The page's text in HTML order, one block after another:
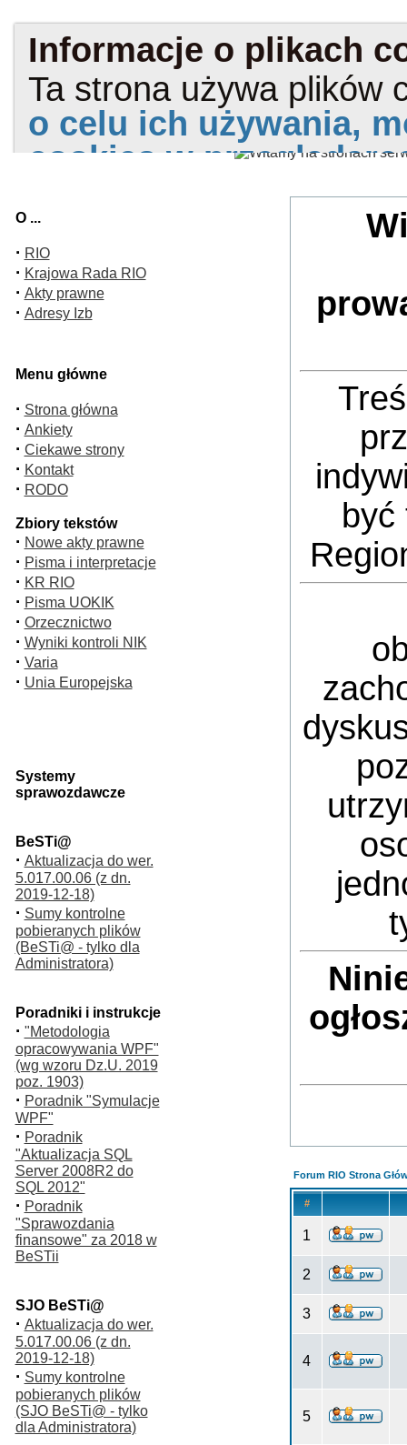
O ...
· RIO
· Krajowa Rada RIO
· Akty prawne
· Adresy Izb
Menu główne
· Strona główna
· Ankiety
· Ciekawe strony
· Kontakt
· RODO
Zbiory tekstów
· Nowe akty prawne
· Pisma i interpretacje
· KR RIO
· Pisma UOKIK
· Orzecznictwo
· Wyniki kontroli NIK
· Varia
· Unia Europejska
Systemy
sprawozdawcze
BeSTi@
· Aktualizacja do wer.
5.017.00.06 (z dn.
2019-12-18)
· Sumy kontrolne
pobieranych plików
(BeSTi@ - tylko dla
Administratora)
Poradniki i instrukcje
· "Metodologia
opracowywania WPF"
(wg wzoru Dz.U. 2019
poz. 1903)
· Poradnik "Symulacje
WPF"
· Poradnik
"Aktualizacja SQL
Server 2008R2 do
SQL 2012"
· Poradnik
"Sprawozdania
finansowe" za 2018 w
BeSTii
SJO BeSTi@
· Aktualizacja do wer.
5.017.00.06 (z dn.
2019-12-18)
· Sumy kontrolne
pobieranych plików
(SJO BeSTi@ - tylko
dla Administratora)
Forum RIO Strona
#
1
2
3
4
5